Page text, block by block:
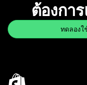
ต้องกา
ทดลองใ